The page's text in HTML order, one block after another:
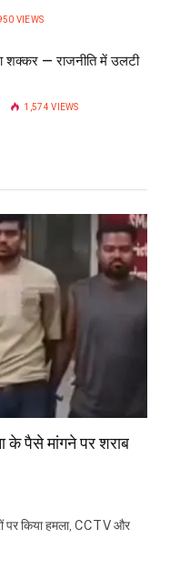
VIEWS
शक्कर — राजनीति में उलटी
1,574VIEWS
के पैसे मांगने पर शराब
पर किया हमला, CCTV और